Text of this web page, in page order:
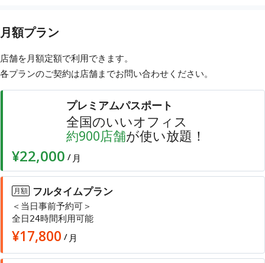
月額プラン
店舗を月額定額で利用できます。
各プランのご契約は店舗までお問い合わせ ください。
プレミアムパスポート
全国のいいオフィス
約900店舗が使い放題！
¥22,000 / 月
月額 フルタイムプラン
＜当日事前予約可＞
全日24時間利用可能
¥17,800 / 月